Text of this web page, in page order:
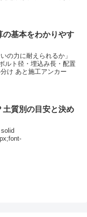
の基本をわかりやす
の力に耐えられるか」
ルト径・埋込み長・配置
け あと施工アンカー
土質別の目安と決め